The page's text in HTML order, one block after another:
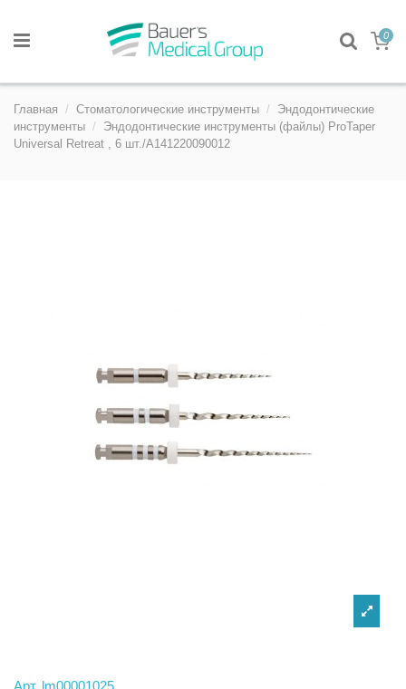
0
Главная Стоматологические инструменты
Эндодонтические
инструменты
Эндодонтические инструменты (файлы) ProTaper
Universal Retreat , 6 шт./A141220090012
Арт. lm00001025